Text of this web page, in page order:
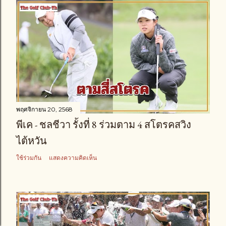
พฤศจิกายน 20, 2568
พีเค - ชลชีวา รั้งที่ 8 ร่วมตาม 4 สโตรคสวิง
ไต้หวัน
ใช้ร่วมกัน แสดงความคิดเห็น